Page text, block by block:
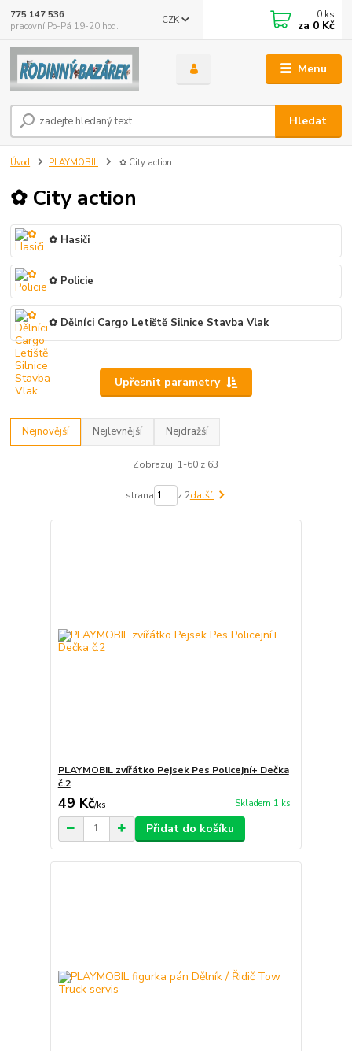
Menu
CZK
Hledat
775 147 536
pracovní Po-Pá 19-20 hod.
0 ks
za 0 Kč
Úvod PLAYMOBIL ✿ City action
✿ City action
✿ Hasiči
✿ Policie
✿ Dělníci Cargo Letiště Silnice Stavba Vlak
Upřesnit parametry
Nejnovější Nejlevnější Nejdražší
Zobrazuji 1-60 z 63
strana z 2další
PLAYMOBIL zvířátko Pejsek Pes Policejní+ Dečka
č.2
49 Kč/ks Skladem 1 ks
Přidat do košíku